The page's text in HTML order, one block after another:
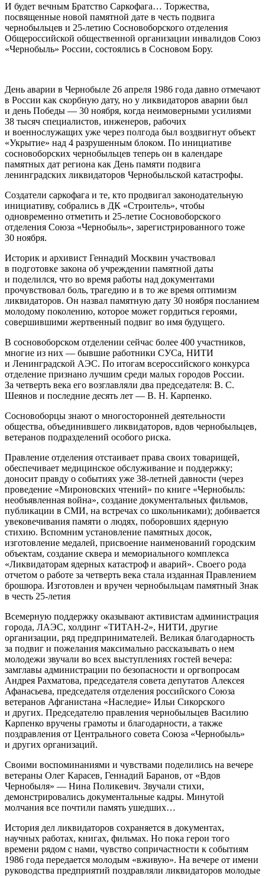
И будет вечным Братство Саркофага… Торжества,
посвященные новой памятной дате в честь подвига
чернобыльцев и 25-летию Сосновоборского отделения
Общероссийской общественной организации инвалидов Союз
«Чернобыль» России, состоялись в Сосновом Бору.
День аварии в Чернобыле 26 апреля 1986 года давно отмечают
в России как скорбную дату, но у ликвидаторов аварии был
и день Победы — 30 ноября, когда неимоверными усилиями
38 тысяч специалистов, инженеров, рабочих
и военнослужащих уже через полгода был воздвигнут объект
«Укрытие» над 4 разрушенным блоком. По инициативе
сосновоборских чернобыльцев теперь он в календаре
памятных дат региона как День памяти подвига
ленинградских ликвидаторов Чернобыльской катастрофы.
Создатели саркофага и те, кто продвигал законодательную
инициативу, собрались в ДК «Строитель», чтобы
одновременно отметить и 25-летие Сосновоборского
отделения Союза «Чернобыль», зарегистрированного тоже
30 ноября.
Историк и архивист Геннадий Москвин участвовал
в подготовке закона об учреждении памятной даты
и поделился, что во время работы над документами
прочувствовал боль, трагедию и в то же время оптимизм
ликвидаторов. Он назвал памятную дату 30 ноября посланием
молодому поколению, которое может гордиться героями,
совершившими жертвенный подвиг во имя будущего.
В сосновоборском отделении сейчас более 400 участников,
многие из них — бывшие работники СУСа, НИТИ
и Ленинградской АЭС. По итогам всероссийского конкурса
отделение признано лучшим среди малых городов России.
За четверть века его возглавляли два председателя: В. С.
Шеянов и последние десять лет — В. Н. Карпенко.
Сосновоборцы знают о многосторонней деятельности
общества, объединившего ликвидаторов, вдов чернобыльцев,
ветеранов подразделений особого риска.
Правление отделения отстаивает права своих товарищей,
обеспечивает медицинское обслуживание и поддержку;
доносит правду о событиях уже 38-летней давности (через
проведение «Мироновских чтений» по книге «Чернобыль:
необъявленная война», создание документальных фильмов,
публикации в СМИ, на встречах со школьниками); добивается
увековечивания памяти о людях, поборовших ядерную
стихию. Вспомним установление памятных досок,
изготовление медалей, присвоение наименований городским
объектам, создание сквера и мемориального комплекса
«Ликвидаторам ядерных катастроф и аварий». Своего рода
отчетом о работе за четверть века стала изданная Правлением
брошюра. Изготовлен и вручен чернобыльцам памятный Знак
в честь 25-летия
Всемерную поддержку оказывают активистам администрация
города, ЛАЭС, холдинг «ТИТАН-2», НИТИ, другие
организации, ряд предпринимателей. Великая благодарность
за подвиг и пожелания максимально рассказывать о нем
молодежи звучали во всех выступлениях гостей вечера:
замглавы администрации по безопасности и оргвопросам
Андрея Рахматова, председателя совета депутатов Алексея
Афанасьева, председателя отделения российского Союза
ветеранов Афганистана «Наследие» Ильи Сикорского
и других. Председателю правления чернобыльцев Василию
Карпенко вручены грамоты и благодарности, а также
поздравления от Центрального совета Союза «Чернобыль»
и других организаций.
Своими воспоминаниями и чувствами поделились на вечере
ветераны Олег Карасев, Геннадий Баранов, от «Вдов
Чернобыля» — Нина Поликевич. Звучали стихи,
демонстрировались документальные кадры. Минутой
молчания все почтили память ушедших…
История дел ликвидаторов сохраняется в документах,
научных работах, книгах, фильмах. Но пока герои того
времени рядом с нами, чувство сопричастности к событиям
1986 года передается молодым «вживую». На вечере от имени
руководства предприятий поздравляли ликвидаторов молодые